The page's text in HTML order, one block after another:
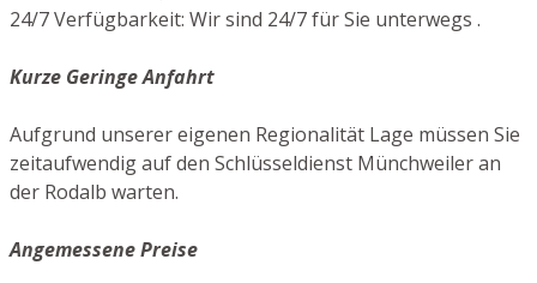
24/7 Verfügbarkeit: Wir sind 24/7 für Sie unterwegs .
Kurze Geringe Anfahrt
Aufgrund unserer eigenen Regionalität Lage müssen Sie
zeitaufwendig auf den Schlüsseldienst Münchweiler an
der Rodalb warten.
Angemessene Preise